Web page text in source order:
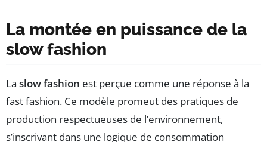
La montée en puissance de la
slow fashion
La slow fashion est perçue comme une réponse à la
fast fashion. Ce modèle promeut des pratiques de
production respectueuses de l’environnement,
s’inscrivant dans une logique de consommation